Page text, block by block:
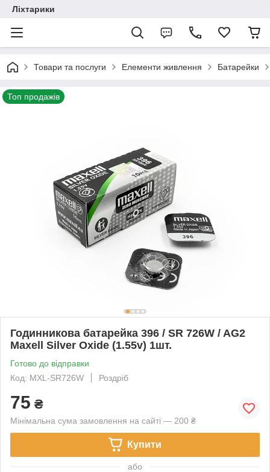
Ліхтарики
Товари та послуги Елементи живлення Батарейки
Топ продажів
Годинникова батарейка 396 / SR 726W / AG2
Maxell Silver Oxide (1.55v) 1шт.
Готово до відправки
Код: MXL-SR726W
Роздріб
75 ₴
Мінімальна сума замовлення на сайті — 200 ₴
Купити
або